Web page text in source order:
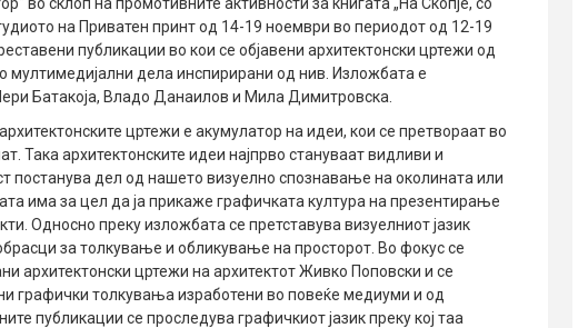
на Приватен принт од 14-19 ноември во периодот од 12-19
публикации во кои се објавени архитектонски цртежи од
мултимедијални дела инспирирани од нив. Изложбата е
Батакоја, Владо Данаилов и Мила Димитровска.
цртежи е акумулатор на идеи, кои се претвораат во
Така архитектонските идеи најпрво стануваат видливи и
постанува дел од нашето визуелно спознавање на околината или
има за цел да ја прикаже графичката култура на презентирање
Односно преку изложбата се претставува визуелниот јазик
за толкување и обликување на просторот. Во фокус се
архитектонски цртежи на архитектот Живко Поповски и се
графички толкувања изработени во повеќе медиуми и од
публикации се проследува графичкиот јазик преку кој таа